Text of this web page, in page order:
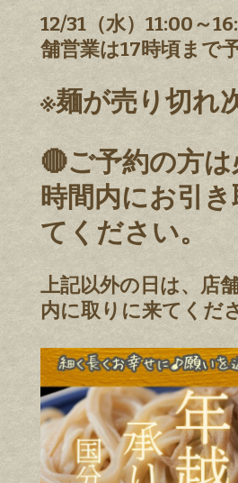
12/31（水）11:00～
舗営業は17時頃まで
※麺が売り切れ
🔴ご予約の方
時間内にお引
てください。
上記以外の日は、店
内に取りに来てくだ